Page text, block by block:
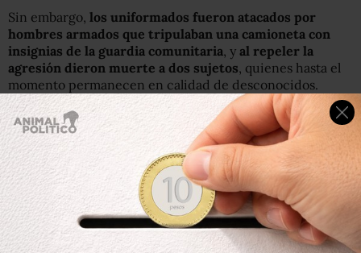
Sin embargo, los uniformados fueron atacados por
hombres armados que tripulaban una camioneta con
insignias de la guardia comunitaria, y al repeler la
agresión dieron muerte a dos sujetos, quienes hasta el
momento permanecen en calidad de desconocidos.
El hecho ocasionó
un fuerte despliegue militar y
policial en la zona
sin que hasta el momento se haya
registrado otro incidente.